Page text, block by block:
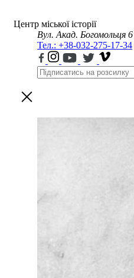
Центр міської історії
Вул. Акад. Богомольця 6
Тел.: +38-032-275-17-34